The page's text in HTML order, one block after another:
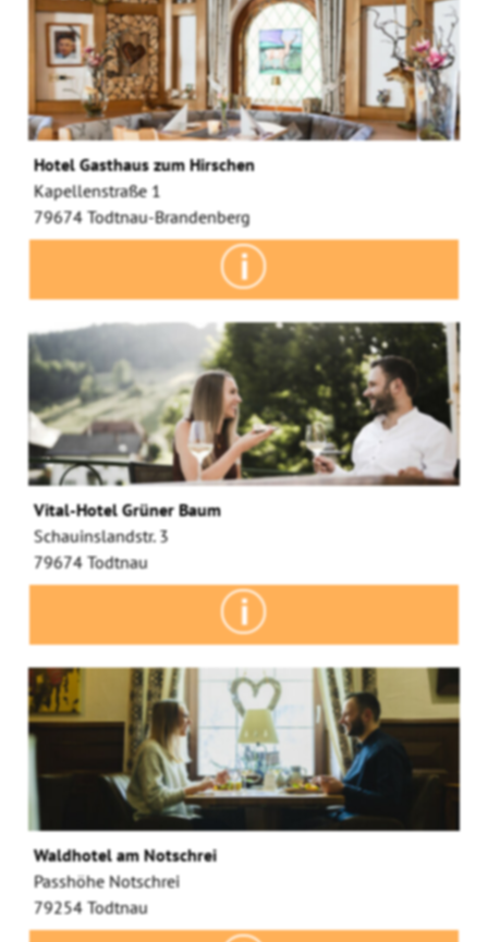
Hotel Gasthaus zum Hirschen
Kapellenstraße 1
79674 Todtnau-Brandenberg
Vital-Hotel Grüner Baum
Schauinslandstr. 3
79674 Todtnau
Waldhotel am Notschrei
Passhöhe Notschrei
79254 Todtnau